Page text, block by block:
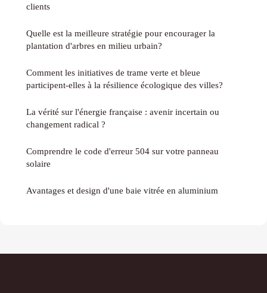
clients
Quelle est la meilleure stratégie pour encourager la
plantation d'arbres en milieu urbain?
Comment les initiatives de trame verte et bleue
participent-elles à la résilience écologique des villes?
La vérité sur l'énergie française : avenir incertain ou
changement radical ?
Comprendre le code d'erreur 504 sur votre panneau
solaire
Avantages et design d'une baie vitrée en aluminium